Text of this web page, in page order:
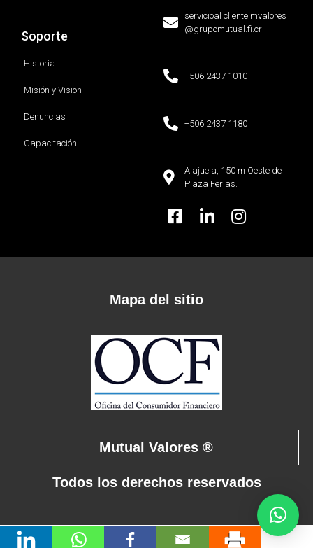
Soporte
Historia
Misión y Vision
Denuncias
Capacitación
servicioal cliente mvalores
@grupomutual.fi.cr
+506 2437 1010
+506 2437 1180
Alajuela, 150 m Oeste de
Plaza Ferias.
Mapa del sitio
Mutual Valores ®
Todos los derechos reservados